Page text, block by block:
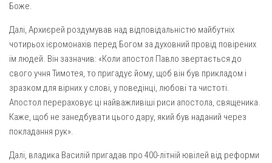
Парохії Сумської області
Введення в храм Богородиці (м. Суми)
Матері Божої Неустанної Помочі (м. Охтирка)
Монастирі
Свято-Покровський монастир оо Василіян
Св. Йосифа ОПДМ
Боже.
Далі, Архиєрей роздумував над відповідальністю майбутніх
чотирьох ієромонахів перед Богом за духовний провід повірених
їм людей. Він зазначив: «Коли апостол Павло звертається до
свого учня Тимотея, то пригадує йому, щоб він був прикладом і
зразком для вірних у слові, у поведінці, любові та чистоті.
Апостол перераховує ці найважливіші риси апостола, священика.
Каже, щоб не занедбувати цього дару, який був наданий через
покладання рук».
Далі, владика Василій пригадав про 400-літній ювілей від реформи